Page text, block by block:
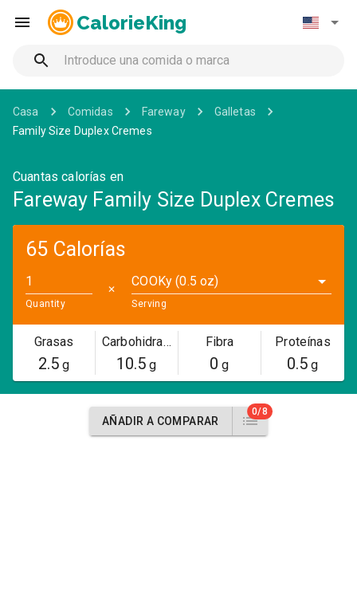
CalorieKing
Casa Comidas Fareway
Galletas
Family Size Duplex Cremes
Cuantas calorías en
Fareway Family Size Duplex Cremes
65 Calorías
Quantity
✕
COOKy (0.5 oz)
Serving
Grasas
2.5g
Carbohidratos
10.5 g
Fibra
0 g
Proteínas
0.5 g
AÑADIR A COMPARAR
0/8